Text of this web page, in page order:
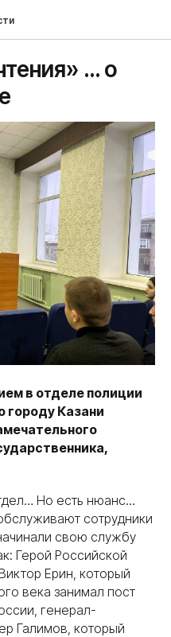
… о
в отделе полиции
Казани
Но есть нюанс…
сотрудники
свою службу
Герой Российской
Ерин, который
века занимал пост
генерал-
Галимов, который